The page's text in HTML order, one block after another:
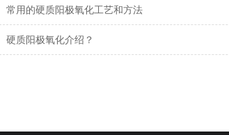
常用的硬质阳极氧化工艺和方法
硬质阳极氧化介绍？